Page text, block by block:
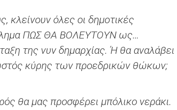
κλείνουν όλες οι δημοτικές
ΠΩΣ ΘΑ ΒΟΛΕΥΤΟΥΝ ως…
της νυν δημαρχίας. Ή θα αναλάβει
κύρης των προεδρικών θώκων;
θα μας προσφέρει μπόλικο νεράκι.